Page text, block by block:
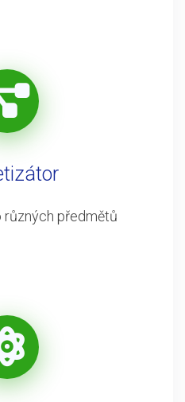
různých předmětů